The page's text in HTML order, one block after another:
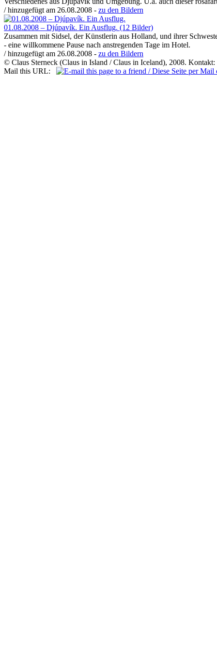
/ hinzugefügt am 26.08.2008 - zu den Bildern
01.08.2008 – Djúpavík. Ein Ausflug. (12 Bilder)
Zusammen mit Sidsel, der Künstlerin aus Holland, und ihrer
- eine willkommene Pause nach anstregenden Tage im Hotel.
/ hinzugefügt am 26.08.2008 - zu den Bildern
© Claus Sterneck (Claus in Island / Claus in Iceland), 2008. Kontakt:
Mail this URL: